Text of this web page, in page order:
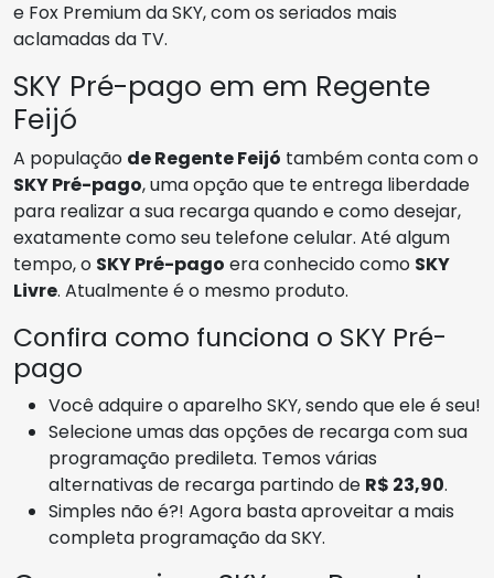
e Fox Premium da SKY, com os seriados mais
aclamadas da TV.
SKY Pré-pago em em Regente
Feijó
A população de Regente Feijó também conta com o
SKY Pré-pago, uma opção que te entrega liberdade
para realizar a sua recarga quando e como desejar,
exatamente como seu telefone celular. Até algum
tempo, o SKY Pré-pago era conhecido como SKY
Livre. Atualmente é o mesmo produto.
Confira como funciona o SKY Pré-
pago
Você adquire o aparelho SKY, sendo que ele é seu!
Selecione umas das opções de recarga com sua
programação predileta. Temos várias
alternativas de recarga partindo de R$ 23,90.
Simples não é?! Agora basta aproveitar a mais
completa programação da SKY.